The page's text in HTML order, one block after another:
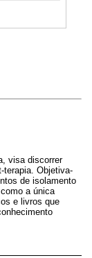
visa discorrer
terapia. Objetiva-
de isolamento
a única
e livros que